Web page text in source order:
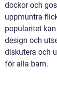
dockor och
uppmuntra
popularitet
design och
diskutera och
för alla barn.